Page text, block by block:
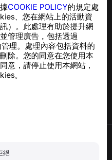
COOKIE POLICY的規定處
、您在網站上的活動資
）。此處理有助於提升網
管理廣告，包括透過
理。處理內容包括資料的
除。您的同意在您使用本
意，請停止使用本網站，
。
絕